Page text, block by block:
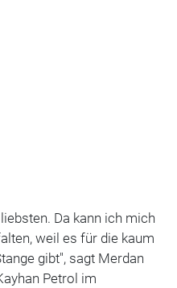
Da kann ich mich
weil es für die kaum
gibt", sagt Merdan
Petrol im